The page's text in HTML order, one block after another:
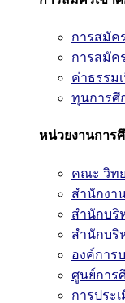
การสมั
การสมัค
ค่าธรรม
ทุนการศึ
หน่วยงานการ
คณะ วิท
สำนักงา
สำนักบริ
สำนักบริ
องค์การ
ศูนย์การ
การประ